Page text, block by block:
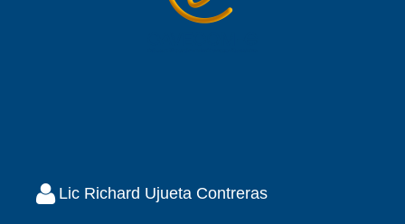
Lic Richard Ujueta Contreras